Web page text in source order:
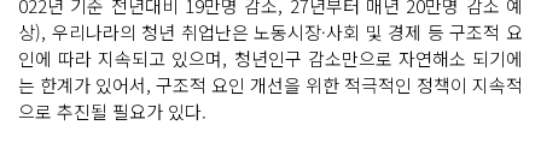
022년 기준 전년대비 19만명 감소, 27년부터 매년 20만명 감소 예
상), 우리나라의 청년 취업난은 노동시장·사회 및 경제 등 구조적 요
인에 따라 지속되고 있으며, 청년인구 감소만으로 자연해소 되기에
는 한계가 있어서, 구조적 요인 개선을 위한 적극적인 정책이 지속적
으로 추진될 필요가 있다.